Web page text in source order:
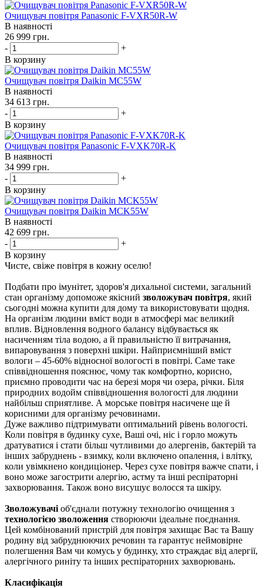
Очищувач повітря Panasonic F-VXR50R-W
В наявності
26 999 грн.
-
+
В корзину
Очищувач повітря Daikin MC55W
В наявності
34 613 грн.
-
+
В корзину
Очищувач повітря Panasonic F-VXK70R-K
В наявності
34 999 грн.
-
+
В корзину
Очищувач повітря Daikin MCK55W
В наявності
42 699 грн.
-
+
В корзину
Чисте, свіже повітря в кожну оселю!
Подбати про імунітет, здоров'я дихальної системи, загальний
стан організму допоможе якісний зволожувач повітря, який
сьогодні можна купити для дому та використовувати щодня.
На організм людини вміст води в атмосфері має великий
вплив. Відновлення водного балансу відбувається як
насиченням тіла водою, а й правильністю її витрачання,
випаровування з поверхні шкіри. Найприємніший вміст
вологи – 45-60% відносної вологості в повітрі. Саме таке
співвідношення пояснює, чому так комфортно, корисно,
приємно проводити час на березі моря чи озера, річки. Біля
природних водойм співвідношення вологості для людини
найбільш сприятливе. А морське повітря насичене ще й
корисними для організму речовинами.
Дуже важливо підтримувати оптимальний рівень вологості.
Коли повітря в будинку сухе, Ваші очі, ніс і горло можуть
дратуватися і стати більш чутливими до алергенів, бактерій та
інших забруднень - взимку, коли включено опалення, і влітку,
коли увімкнено кондиціонер. Через сухе повітря важче спати, і
воно може загострити алергію, астму та інші респіраторні
захворювання. Також воно висушує волосся та шкіру.
Зволожувачі об'єднали потужну технологію очищення з
технологією зволоження створюючи ідеальне поєднання.
Цей комбінований пристрій для повітря захищає Вас та Вашу
родину від забруднюючих речовин та гарантує неймовірне
полегшення Вам чи комусь у будинку, хто страждає від алергії,
алергічного риніту та інших респіраторних захворювань.
Класифікація